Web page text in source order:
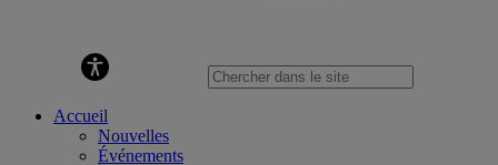
Accueil
Nouvelles
Événements